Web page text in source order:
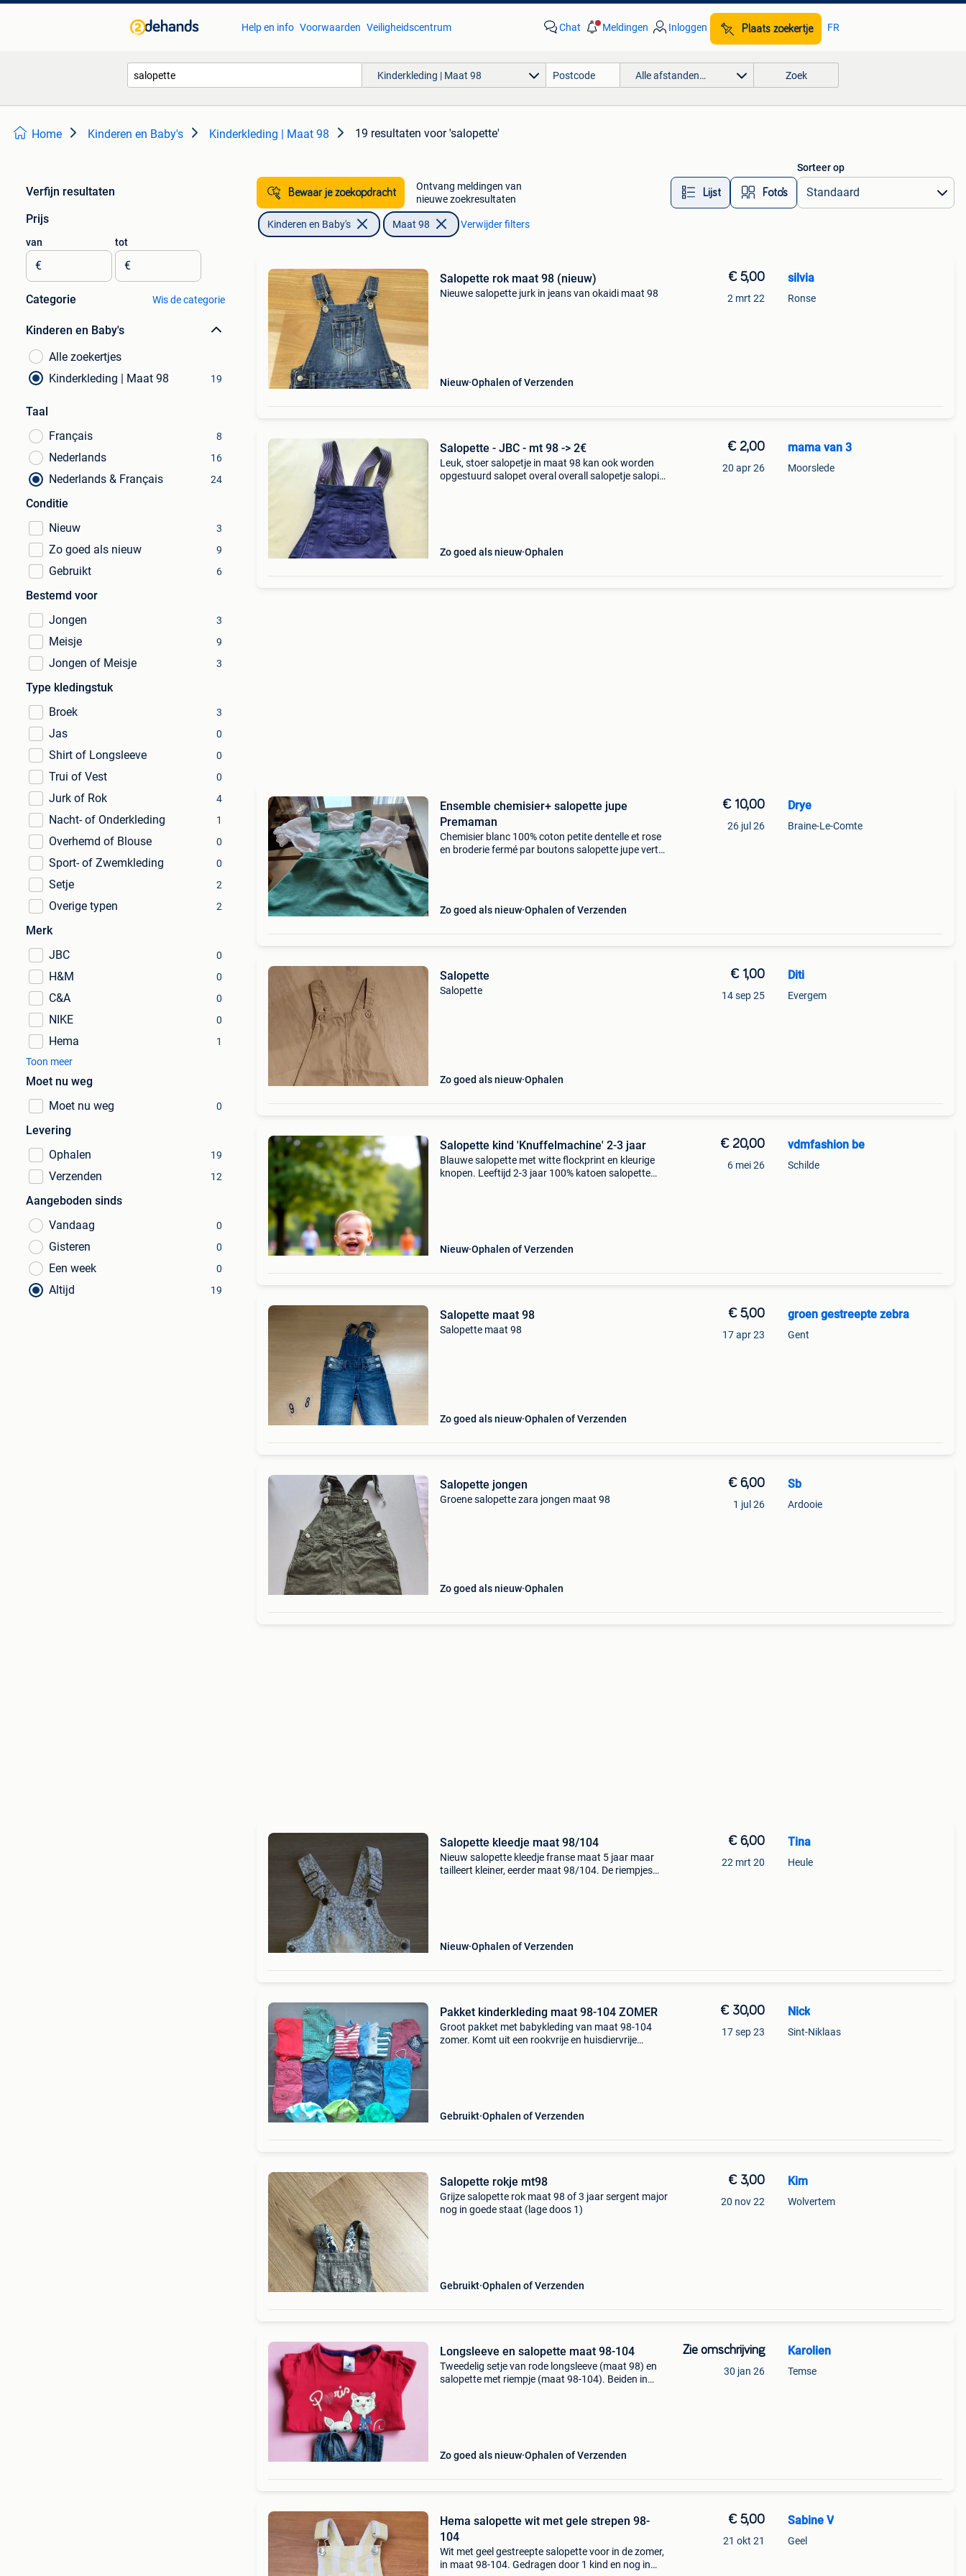
Help en info Voorwaarden Veiligheidscentrum Chat Meldingen Inloggen Plaats zoekertje FR
Kinderkleding | Maat 98 Alle afstanden… Zoek
Home Kinderen en Baby's Kinderkleding | Maat 98 19 resultaten voor 'salopette'
Verfijn resultaten
Prijs
van
€
tot
€
Categorie Wis de categorie
Kinderen en Baby's
Alle zoekertjes
Kinderkleding | Maat 98
19
Taal
Français
8
Nederlands 16
Nederlands & Français 24
Conditie
Nieuw
3
Zo goed als nieuw 9
Gebruikt 6
Bestemd voor
Jongen
3
Meisje 9
Jongen of Meisje 3
Type kledingstuk
Broek
3
Jas 0
Shirt of Longsleeve 0
Trui of Vest 0
Jurk of Rok 4
Nacht- of Onderkleding 1
Overhemd of Blouse 0
Sport- of Zwemkleding 0
Setje 2
Overige typen 2
Merk
JBC
0
H&M 0
C&A 0
NIKE 0
Hema
1
Toon meer
Moet nu weg
Moet nu weg
0
Levering
Ophalen
19
Verzenden 12
Aangeboden sinds
Vandaag
0
Gisteren 0
Een week 0
Altijd 19
Bewaar je zoekopdracht
Ontvang meldingen van
nieuwe zoekresultaten
Lijst Foto’s
Sorteer op
Kinderen en Baby's Maat 98 Verwijder filters
Salopette rok maat 98 (nieuw)
Nieuwe salopette jurk in jeans van okaidi maat 98
Nieuw Ophalen of Verzenden
€ 5,00
2 mrt 22
silvia
Ronse
Salopette - JBC - mt 98 -> 2€
Leuk, stoer salopetje in maat 98 kan ook worden
opgestuurd salopet overal overall salopetje salopit
Zo goed als nieuw Ophalen
€ 2,00
20 apr 26
mama van 3
Moorslede
Ensemble chemisier+ salopette jupe
Premaman
Chemisier blanc 100% coton petite dentelle et rose
en broderie fermé par boutons salopette jupe verte
Zo goed als nieuw Ophalen of Verzenden
€ 10,00
26 jul 26
Drye
Braine-Le-Comte
Salopette
Salopette
Zo goed als nieuw Ophalen
€ 1,00
14 sep 25
Diti
Evergem
Salopette kind 'Knuffelmachine' 2-3 jaar
Blauwe salopette met witte flockprint en kleurige
knopen. Leeftijd 2-3 jaar 100% katoen salopette
Nieuw Ophalen of Verzenden
€ 20,00
6 mei 26
vdmfashion be
Schilde
Salopette maat 98
Salopette maat 98
Zo goed als nieuw Ophalen of Verzenden
€ 5,00
17 apr 23
groen gestreepte zebra
Gent
Salopette jongen
Groene salopette zara jongen maat 98
Zo goed als nieuw Ophalen
€ 6,00
1 jul 26
Sb
Ardooie
Salopette kleedje maat 98/104
Nieuw salopette kleedje franse maat 5 jaar maar
tailleert kleiner, eerder maat 98/104. De riempjes
Nieuw Ophalen of Verzenden
€ 6,00
22 mrt 20
Tina
Heule
Pakket kinderkleding maat 98-104 ZOMER
Groot pakket met babykleding van maat 98-104
zomer. Komt uit een rookvrije en huisdiervrije
Gebruikt Ophalen of Verzenden
€ 30,00
17 sep 23
Nick
Sint-Niklaas
Salopette rokje mt98
Grijze salopette rok maat 98 of 3 jaar sergent major
nog in goede staat (lage doos 1)
Gebruikt Ophalen of Verzenden
€ 3,00
20 nov 22
Kim
Wolvertem
Longsleeve en salopette maat 98-104
Tweedelig setje van rode longsleeve (maat 98) en
salopette met riempje (maat 98-104). Beiden in
Zo goed als nieuw Ophalen of Verzenden
Zie omschrijving
30 jan 26
Karolien
Temse
Hema salopette wit met gele strepen 98-
104
Wit met geel gestreepte salopette voor in de zomer,
in maat 98-104. Gedragen door 1 kind en nog in
€ 5,00
21 okt 21
Sabine V
Geel